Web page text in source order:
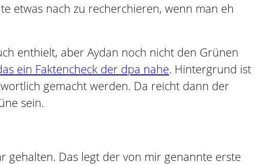
etwas nach zu recherchieren, wenn man eh
enthielt, aber Aydan noch nicht den Grünen
ein Faktencheck der dpa nahe. Hintergrund ist
gemacht werden. Da reicht dann der
sein.
Das legt der von mir genannte erste